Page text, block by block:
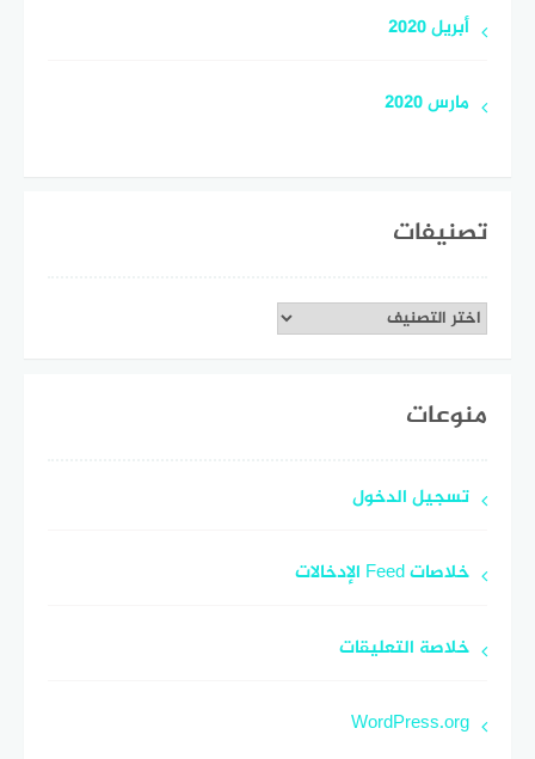
أبريل 2020
مارس 2020
تصنيفات
تصنيفات
منوعات
تسجيل الدخول
خلاصات Feed الإدخالات
خلاصة التعليقات
WordPress.org